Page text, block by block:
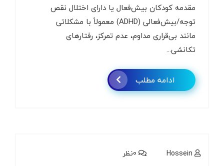
مقدمه کودکان بیش‌فعال یا دارای اختلال نقص
توجه/بیش‌فعالی (ADHD) معمولاً با مشکلاتی
مانند بی‌قراری مداوم، عدم تمرکز، رفتارهای
تکانشی...
ادامه مطلب
Hossein